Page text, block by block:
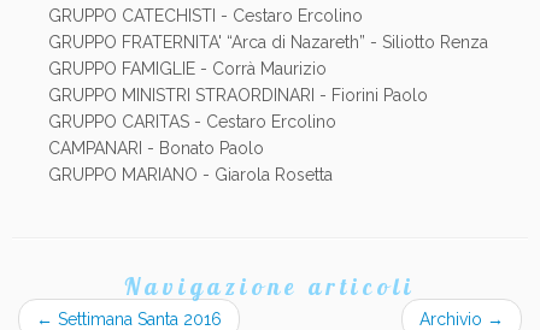
GRUPPO CATECHISTI - Cestaro Ercolino
GRUPPO FRATERNITA' “Arca di Nazareth” - Siliotto Renza
GRUPPO FAMIGLIE - Corrà Maurizio
GRUPPO MINISTRI STRAORDINARI - Fiorini Paolo
GRUPPO CARITAS - Cestaro Ercolino
CAMPANARI - Bonato Paolo
GRUPPO MARIANO - Giarola Rosetta
Navigazione articoli
← Settimana Santa 2016 Archivio →